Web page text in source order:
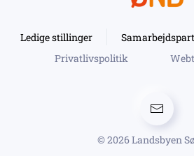
Ledige stillinger
Privatlivspolitik
©2026Landsbyen